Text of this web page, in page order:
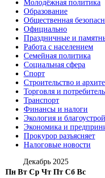
Молодёжная политика
Образование
Общественная
Официально
Праздничные и
Работа с населением
Семейная политика
Социальная сфера
Спорт
Строительство и
Торговля и
Транспорт
Финансы и налоги
Экология и
Экономика и
Прокурор разъясняет
Налоговые новости
Декабрь 2025
Пн Вт Ср Чт Пт Сб Вс